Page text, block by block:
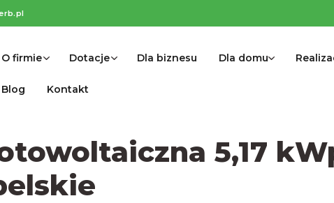
O firmie Dotacje Dla biznesu Dla domu
Blog Kontakt
5,17